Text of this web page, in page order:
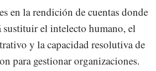
en la rendición de cuentas donde
sustituir el intelecto humano, el
y la capacidad resolutiva de
para gestionar organizaciones.